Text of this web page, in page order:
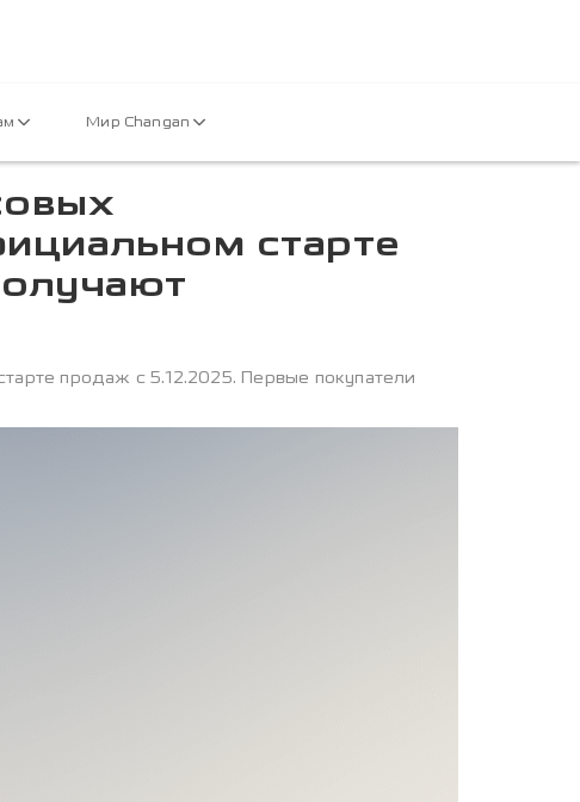
Мир Changan
старте
продаж с 5.12.2025. Первые покупатели